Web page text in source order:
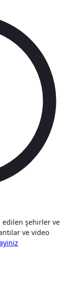
edilen şehirler ve
ve video